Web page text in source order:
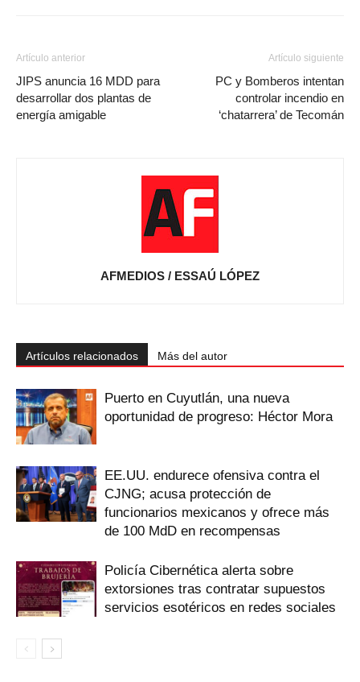
Artículo anterior
JIPS anuncia 16 MDD para
desarrollar dos plantas de
energía amigable
Artículo siguiente
PC y Bomberos intentan
controlar incendio en
‘chatarrera’ de Tecomán
AFMEDIOS / ESSAÚ LÓPEZ
Artículos relacionados Más del autor
Puerto en Cuyutlán, una nueva
oportunidad de progreso: Héctor Mora
EE.UU. endurece ofensiva contra el
CJNG; acusa protección de
funcionarios mexicanos y ofrece más
de 100 MdD en recompensas
Policía Cibernética alerta sobre
extorsiones tras contratar supuestos
servicios esotéricos en redes sociales